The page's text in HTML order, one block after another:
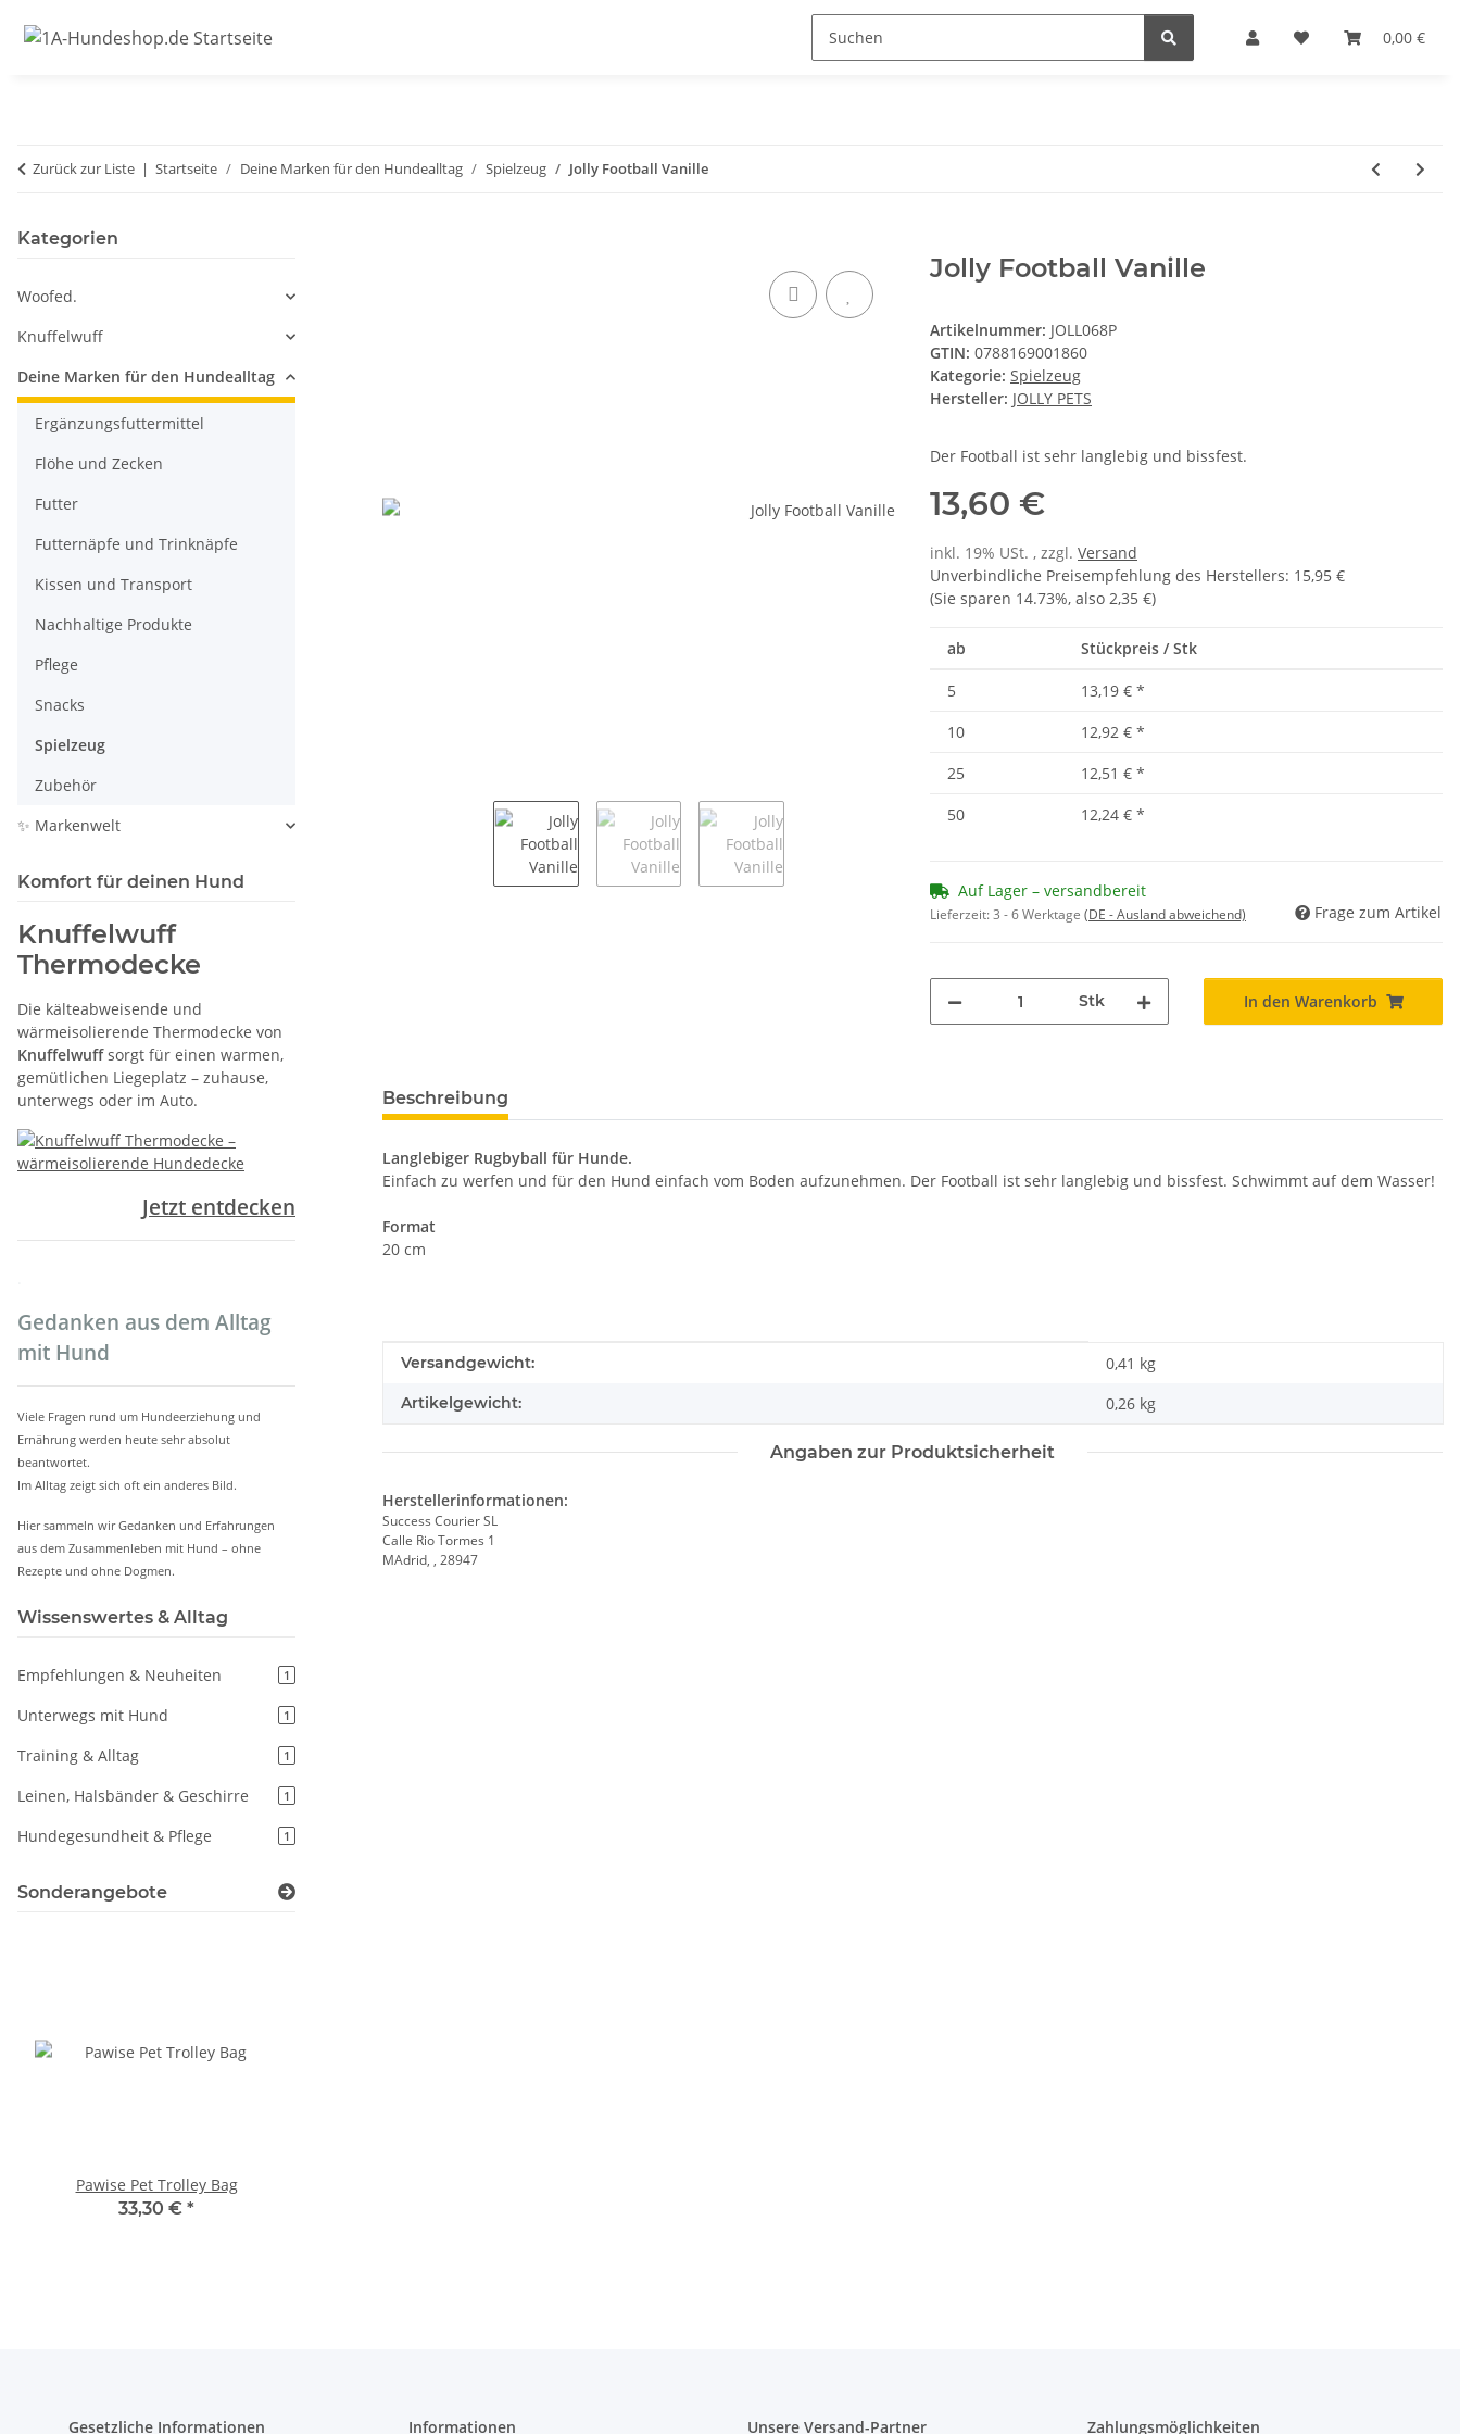
0,00 €
Zurück zur Liste Startseite Deine Marken für den Hundealltag Spielzeug Jolly Football Vanille
Jolly Football Vanille
Artikelnummer: JOLL068P
GTIN: 0788169001860
Kategorie: Spielzeug
Hersteller: JOLLY PETS
Der Football ist sehr langlebig und bissfest.
13,60 €
inkl. 19% USt. , zzgl. Versand
Unverbindliche Preisempfehlung des Herstellers: 15,95 €
(Sie sparen 14.73%, also 2,35 €)
ab Stückpreis / Stk
5 13,19 € *
10
12,92 € *
25
12,51 € *
50
12,24 € *
Auf Lager – versandbereit
Lieferzeit:3 - 6 Werktage (DE - Ausland abweichend) Frage zum Artikel
Stk In den Warenkorb
weitere Registerkarten anzeigen
Beschreibung
Langlebiger Rugbyball für Hunde.
Einfach zu werfen und für den Hund einfach vom Boden aufzunehmen. Der Football ist sehr langlebig und bissfest. Schwimmt auf dem Wasser!
Format
20 cm
Produkteigenschaft
Wert
Versandgewicht: 0,41 kg
Artikelgewicht: 0,26 kg
Angaben zur Produktsicherheit
Herstellerinformationen:
Success Courier SL
Calle Rio Tormes 1
MAdrid, , 28947
Kategorien
Woofed.
Knuffelwuff
Deine Marken für den Hundealltag
Ergänzungsfuttermittel
Flöhe und Zecken
Futter
Futternäpfe und Trinknäpfe
Kissen und Transport
Nachhaltige Produkte
Pflege
Snacks
Spielzeug
Zubehör
✨ Markenwelt
Komfort für deinen Hund
Knuffelwuff
Thermodecke
Die kälteabweisende und
wärmeisolierende Thermodecke von
Knuffelwuffsorgt für einen warmen,
gemütlichen Liegeplatz – zuhause,
unterwegs oder im Auto.
Jetzt entdecken
Gedanken aus dem Alltag
mit Hund
Viele Fragen rund um Hundeerziehung und
Ernährung werden heute sehr absolut
beantwortet.
Im Alltag zeigt sich oft ein anderes Bild.
Hier sammeln wir Gedanken und Erfahrungen
aus dem Zusammenleben mit Hund – ohne
Rezepte und ohne Dogmen.
Wissenswertes & Alltag
Empfehlungen & Neuheiten 1
Unterwegs mit Hund 1
Training & Alltag 1
Leinen, Halsbänder & Geschirre 1
Hundegesundheit & Pflege 1
Sonderangebote
Pawise Pet Trolley Bag
33,30 € *
Gesetzliche Informationen Informationen Unsere Versand-Partner Zahlungsmöglichkeiten